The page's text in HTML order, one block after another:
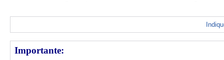
Importante: